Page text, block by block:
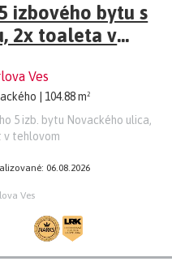
izbového bytu s
2x toaleta v
Ves
| 104.88 m²
5 izb. bytu Novackého ulica,
v tehlovom
06.08.2026
Ves